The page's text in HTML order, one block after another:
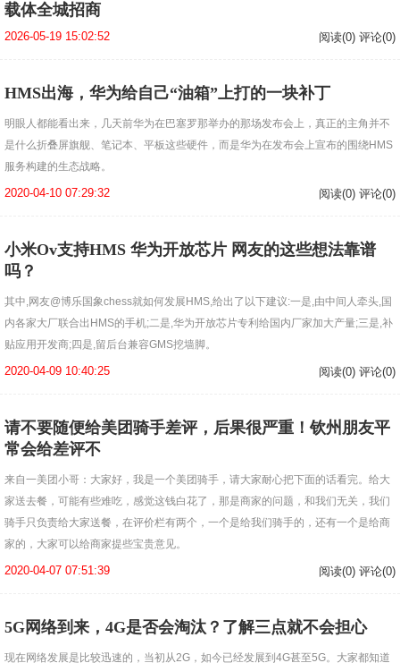
载体全城招商
2026-05-19 15:02:52 阅读(0) 评论(0)
HMS出海，华为给自己“油箱”上打的一块补丁
明眼人都能看出来，几天前华为在巴塞罗那举办的那场发布会上，真正的主角并不
是什么折叠屏旗舰、笔记本、平板这些硬件，而是华为在发布会上宣布的围绕HMS
服务构建的生态战略。
2020-04-10 07:29:32 阅读(0) 评论(0)
小米Ov支持HMS 华为开放芯片 网友的这些想法靠谱
吗？
其中,网友@博乐国象chess就如何发展HMS,给出了以下建议:一是,由中间人牵头,国
内各家大厂联合出HMS的手机;二是,华为开放芯片专利给国内厂家加大产量;三是,补
贴应用开发商;四是,留后台兼容GMS挖墙脚。
2020-04-09 10:40:25 阅读(0) 评论(0)
请不要随便给美团骑手差评，后果很严重！钦州朋友平
常会给差评不
来自一美团小哥：大家好，我是一个美团骑手，请大家耐心把下面的话看完。给大
家送去餐，可能有些难吃，感觉这钱白花了，那是商家的问题，和我们无关，我们
骑手只负责给大家送餐，在评价栏有两个，一个是给我们骑手的，还有一个是给商
家的，大家可以给商家提些宝贵意见。
2020-04-07 07:51:39 阅读(0) 评论(0)
5G网络到来，4G是否会淘汰？了解三点就不会担心
现在网络发展是比较迅速的，当初从2G，如今已经发展到4G甚至5G。大家都知道